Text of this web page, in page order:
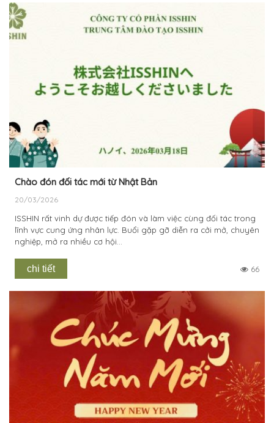
Chào đón đối tác mới từ Nhật Bản
20/03/2026
ISSHIN rất vinh dự được tiếp đón và làm việc cùng đối tác trong
lĩnh vực cung ứng nhân lực. Buổi gặp gỡ diễn ra cởi mở, chuyên
nghiệp, mở ra nhiều cơ hội...
chi tiết 66